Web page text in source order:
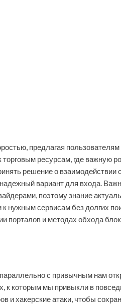
предлагая
ресурсам, где важную
решение о взаимодействии
вариант для входа.
поэтому знание
нужным сервисам без долгих
и методах обхода
с привычным нам
к которым мы привыкли в
и хакерские атаки, чтобы